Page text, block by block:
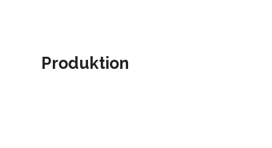
Produktion